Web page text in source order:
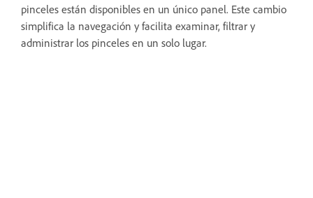
pinceles están disponibles en un único panel. Este cambio
simplifica la navegación y facilita examinar, filtrar y
administrar los pinceles en un solo lugar.